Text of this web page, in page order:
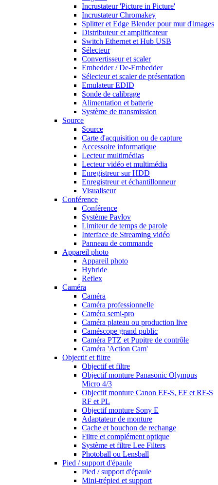
Incrustateur 'Picture in Picture'
Incrustateur Chromakey
Splitter et Edge Blender pour mur d'images
Distributeur et amplificateur
Switch Ethernet et Hub USB
Sélecteur
Convertisseur et scaler
Embedder / De-Embedder
Sélecteur et scaler de présentation
Emulateur EDID
Sonde de calibrage
Alimentation et batterie
Système de transmission
Source
Source
Carte d'acquisition ou de capture
Accessoire informatique
Lecteur multimédias
Lecteur vidéo et multimédia
Enregistreur sur HDD
Enregistreur et échantillonneur
Visualiseur
Conférence
Conférence
Système Pavlov
Limiteur de temps de parole
Interface de Streaming vidéo
Panneau de commande
Appareil photo
Appareil photo
Hybride
Reflex
Caméra
Caméra
Caméra professionnelle
Caméra semi-pro
Caméra plateau ou production live
Caméscope grand public
Caméra PTZ et Pupitre de contrôle
Caméra 'Action Cam'
Objectif et filtre
Objectif et filtre
Objectif monture Panasonic Olympus
Micro 4/3
Objectif monture Canon EF-S, EF et RF-S
RF et PL
Objectif monture Sony E
Adaptateur de monture
Cache et bouchon de rechange
Filtre et complément optique
Système et filtre Lee Filters
Photoball ou Lensball
Pied / support d'épaule
Pied / support d'épaule
Mini-trépied et support